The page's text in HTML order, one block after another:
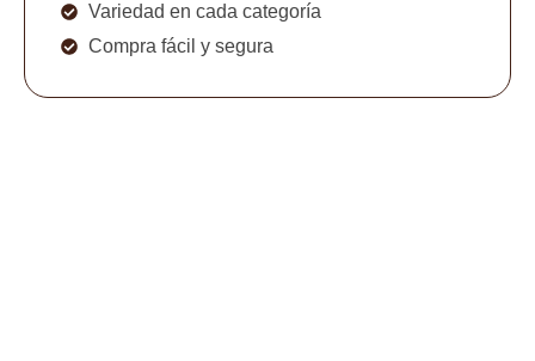
Variedad en cada categoría
Compra fácil y segura